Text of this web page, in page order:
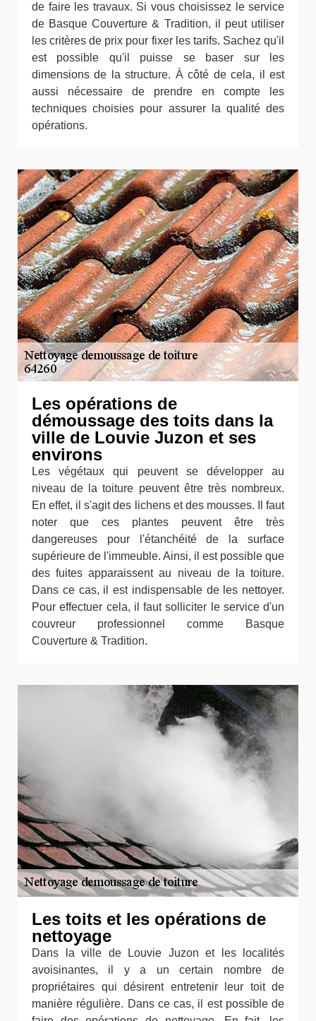
de faire les travaux. Si vous choisissez le service
de Basque Couverture & Tradition, il peut utiliser
les critères de prix pour fixer les tarifs. Sachez qu'il
est possible qu'il puisse se baser sur les
dimensions de la structure. À côté de cela, il est
aussi nécessaire de prendre en compte les
techniques choisies pour assurer la qualité des
opérations.
Les opérations de
démoussage des toits dans la
ville de Louvie Juzon et ses
environs
Les végétaux qui peuvent se développer au
niveau de la toiture peuvent être très nombreux.
En effet, il s'agit des lichens et des mousses. Il faut
noter que ces plantes peuvent être très
dangereuses pour l'étanchéité de la surface
supérieure de l'immeuble. Ainsi, il est possible que
des fuites apparaissent au niveau de la toiture.
Dans ce cas, il est indispensable de les nettoyer.
Pour effectuer cela, il faut solliciter le service d'un
couvreur professionnel comme Basque
Couverture & Tradition.
Les toits et les opérations de
nettoyage
Dans la ville de Louvie Juzon et les localités
avoisinantes, il y a un certain nombre de
propriétaires qui désirent entretenir leur toit de
manière régulière. Dans ce cas, il est possible de